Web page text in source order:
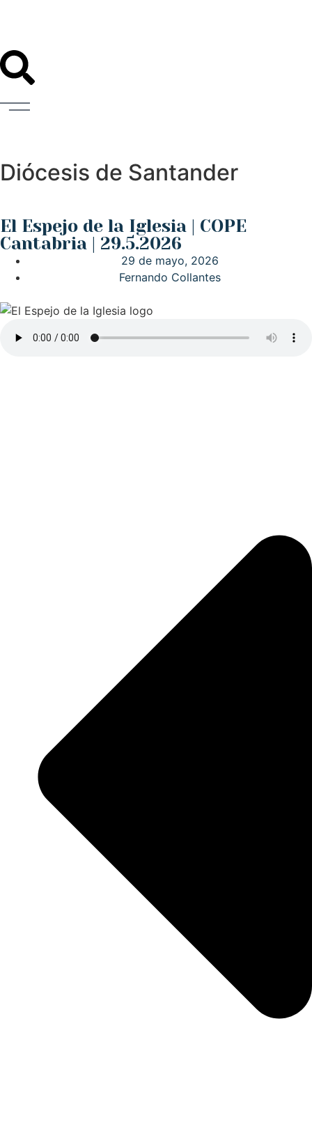
Diócesis de Santander
El Espejo de la Iglesia | COPE
Cantabria | 29.5.2026
29 de mayo, 2026
Fernando Collantes